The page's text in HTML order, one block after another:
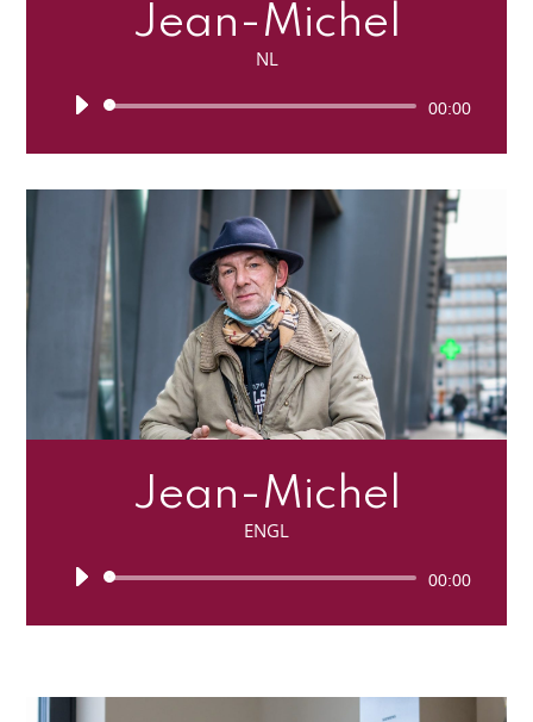
Jean-Michel
NL
Lecteur
00:00
Jean-Michel
ENGL
Lecteur
00:00